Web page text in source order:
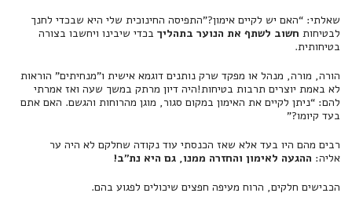
שאלתי: “האם יש לקיים אימון?”התפיסה החינוכית שלי היא שבכדי לחנך
לבטיחות חשוב לשתף את הנוער בתהליך בכדי שיבינו ויחשבו בצורה
בטיחותית.
הורה, מורה, מנהל או מפקד שרק נותנים דוגמא אישית ו”מנחיתים” הוראות
לא באמת יוצרים תרבות בטיחות!היה דיון מרתק במשך שעה ואז אמרתי
להם: “ניתן לקיים את האימון במקום סגור, מוגן מהרוחות והגשם. האם אתם
בעד קיומו?”
רבים מהם היו בעד אלא שאז הכנסתי עוד נקודה שחלקם לא היה ער
אליה: ההגעה לאימון והחזרה ממנו, גם היא נת”ב!
הכבישים חלקים, הרוח מעיפה חפצים שיכולים לפגוע בהם.